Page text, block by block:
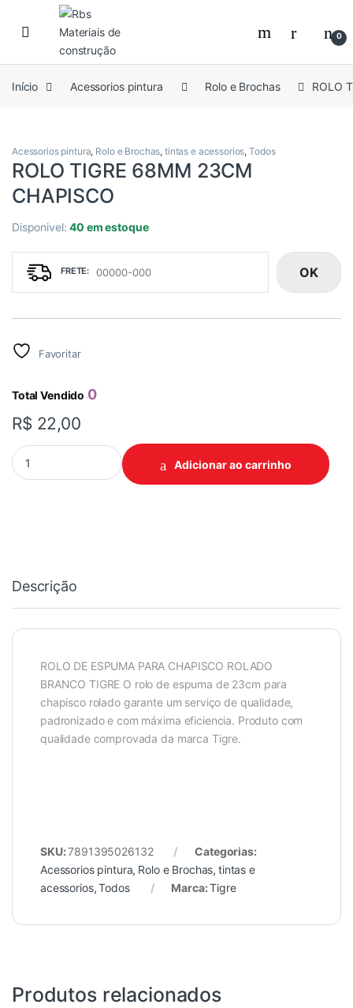
Skip to navigation
Skip to content
0
Início Acessorios pintura Rolo e Brochas ROLO
Acessorios pintura, Rolo e Brochas, tintas e acessorios,Todos
ROLO TIGRE 68MM 23CM
CHAPISCO
Disponivel:40 em estoque
OK
Favoritar
Total Vendido 0
R$ 22,00
ROLO TIGRE 68MM 23CM CHAPISCO quantidade
Adicionar ao carrinho
Descrição
ROLO DE ESPUMA PARA CHAPISCO ROLADO
BRANCO TIGRE O rolo de espuma de 23cm para
chapisco rolado garante um serviço de qualidade,
padronizado e com máxima eficiencia. Produto com
qualidade comprovada da marca Tigre.
SKU:7891395026132
Categorias:
Acessorios pintura, Rolo e Brochas, tintas e
acessorios,Todos Marca:Tigre
Produtos relacionados